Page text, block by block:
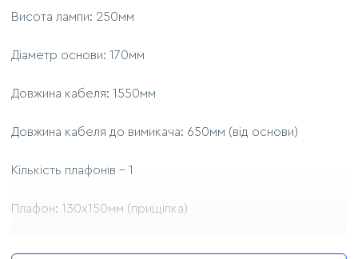
Висота лампи: 250мм
Діаметр основи: 170мм
Довжина кабеля: 1550мм
Довжина кабеля до вимикача: 650мм (від основи)
Кількість плафонів - 1
Плафон: 130х150мм (прищіпка)